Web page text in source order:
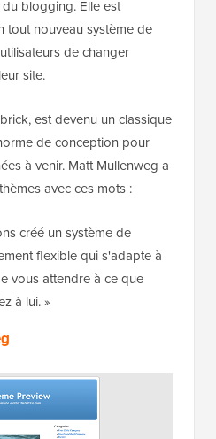
blogging. Elle est
tout nouveau système de
de changer
site.
est devenu un classique
de conception pour
à venir. Matt Mullenweg a
avec ces mots :
créé un système de
flexible qui s'adapte à
vous attendre à ce que
à lui. »